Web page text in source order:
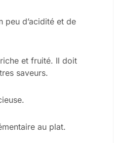
peu d’acidité et de
et fruité. Il doit
saveurs.
au plat.